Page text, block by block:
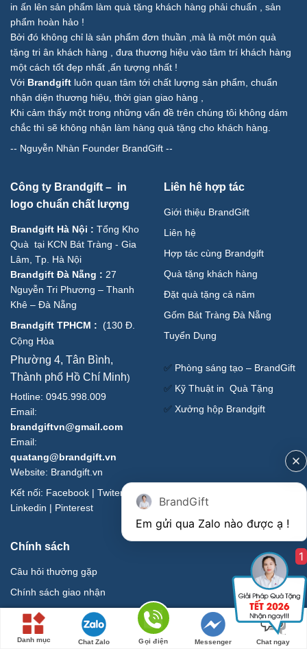
in ấn lên sản phẩm làm quà tặng khách hàng phải chuẩn , sản
phẩm hoàn hảo !
Bởi đó không chỉ là sản phẩm đơn thuần ,mà là một món quà
tặng tri ân khách hàng , đưa thương hiệu vào tâm trí khách hàng
một cách tốt đẹp nhất ,ấn tượng nhất !
Với Brandgift luôn quan tâm tới chất lượng sản phẩm, chuẩn
nhận diện thương hiệu, thời gian giao hàng ,
Khi cảm thấy một trong những vấn đề trên chúng tôi không dám
chắc thì sẽ không nhận làm hàng quà tặng cho khách hàng.
-- Nguyễn Nhàn Founder BrandGift --
Công ty Brandgift – in
logo chuẩn chất lượng
Brandgift Hà Nội : Tổng Kho
Quà tại KCN Bát Tràng - Gia
Lâm, Tp. Hà Nội
Brandgift Đà Nẵng : 27
Nguyễn Tri Phương – Thanh
Khê – Đà Nẵng
Brandgift TPHCM : (130 Đ.
Cộng Hòa
Phường 4, Tân Bình,
Thành phố Hồ Chí Minh)
Hotline: 0945.998.009
Email:
brandgiftvn@gmail.com
Email:
quatang@brandgift.vn
Website: Brandgift.vn
Kết nối: Facebook | Twiter
Linkedin | Pinterest
Liên hê hợp tác
Giới thiệu BrandGift
Liên hệ
Hợp tác cùng Brandgift
Quà tặng khách hàng
Đặt quà tặng cả năm
Gốm Bát Tràng Đà Nẵng
Tuyển Dụng
✅ Phòng sáng tạo – BrandGift
✅ Kỹ Thuật in Quà Tặng
✅ Xưởng hộp Brandgift
Chính sách
Câu hỏi thường gặp
Chính sách giao nhận
Hướng dẫn mua hàng
Chính sách bảo hành ,đổi trả
Danh mục Chat Zalo Gọi điện Messenger Chat ngay
BrandGift
1